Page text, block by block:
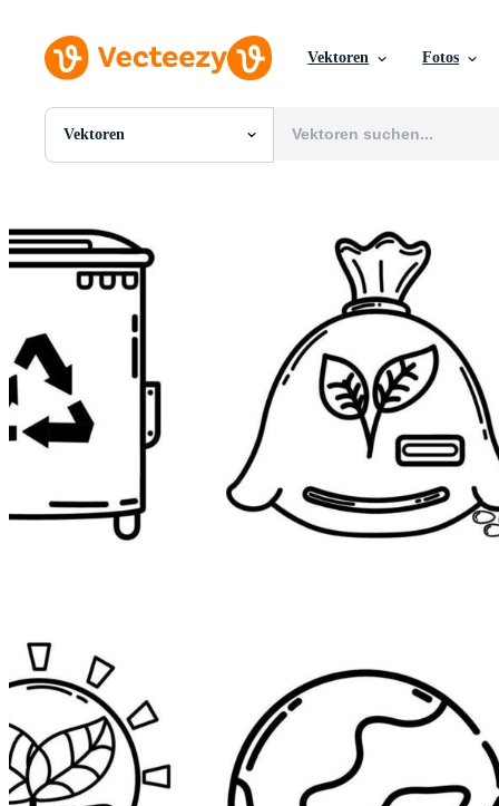
Vektoren Fotos
Vektoren
Alle Bilder
PSDs
SVGs
Vorlagen
Redaktionelle Ereignisse